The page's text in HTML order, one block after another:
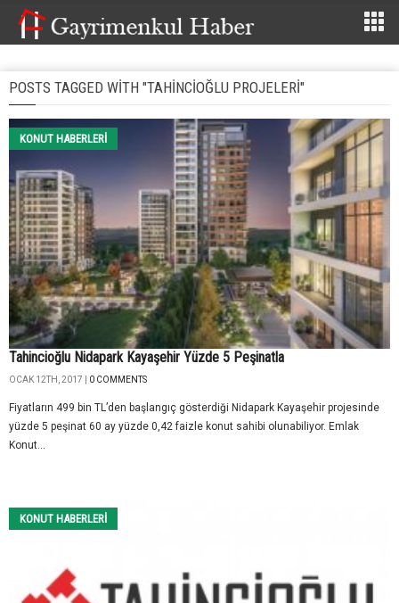
POSTS TAGGED WITH "TAHINCIOĞLU PROJELERI"
KONUT HABERLERI
Tahincioğlu Nidapark Kayaşehir Yüzde 5 Peşinatla
OCAK 12TH, 2017 | 0 COMMENTS
Fiyatların 499 bin TL’den başlangıç gösterdiği Nidapark Kayaşehir projesinde
yüzde 5 peşinat 60 ay yüzde 0,42 faizle konut sahibi olunabiliyor. Emlak
Konut...
KONUT HABERLERI